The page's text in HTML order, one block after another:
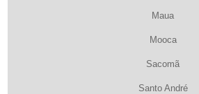
Maua
Mooca
Sacomã
Santo André